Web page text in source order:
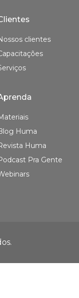
clientes
Huma
Huma
Pra Gente